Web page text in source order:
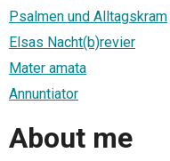
Psalmen und Alltagskram
Elsas Nacht(b)revier
Mater amata
Annuntiator
About me